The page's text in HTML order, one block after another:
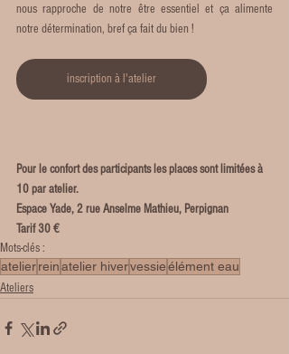
nous rapproche de notre être essentiel et ça alimente
notre détermination, bref ça fait du bien !
inscription à l'atelier
Pour le confort des participants les places sont limitées à
10 par atelier.
Espace Yade, 2 rue Anselme Mathieu, Perpignan
Tarif 30 €
Mots-clés :
atelierreinatelier hivervessieélément eau
Ateliers